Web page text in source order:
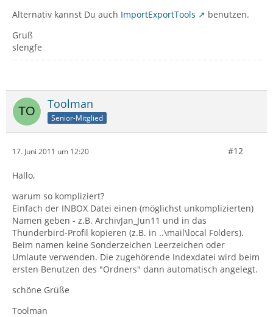
Alternativ kannst Du auch ImportExportTools
benutzen.
Gruß
slengfe
Toolman
Senior-Mitglied
17. Juni 2011 um 12:20 #12
Hallo,
warum so kompliziert?
Einfach der INBOX Datei einen (möglichst unkomplizierten)
Namen geben - z.B. ArchivJan_Jun11 und in das
Thunderbird-Profil kopieren (z.B. in ..\mail\local Folders).
Beim namen keine Sonderzeichen Leerzeichen oder
Umlaute verwenden. Die zugehörende Indexdatei wird beim
ersten Benutzen des "Ordners" dann automatisch angelegt.
schöne Grüße
Toolman